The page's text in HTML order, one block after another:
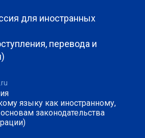
для иностранных
перевода и
языку как иностранному,
законодательства